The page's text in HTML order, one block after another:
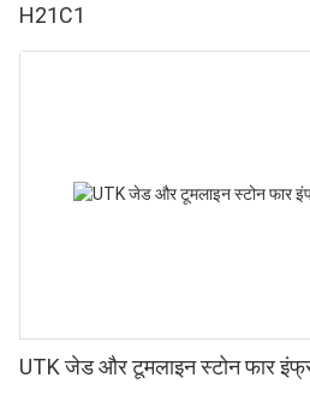
H21C1
UTK जेड और टूमलाइन स्टोन फार